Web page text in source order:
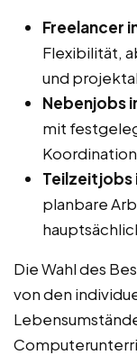
Freelancer
Flexibilität,
und
Nebenjobs
mit
Teilzeitjobs
planbare
Die Wahl des
von den